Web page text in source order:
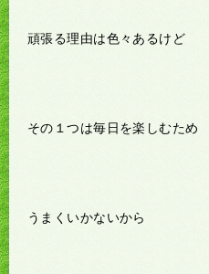
頑張る理由は色々あるけど
その１つは毎日を楽しむため
うまくいかないから